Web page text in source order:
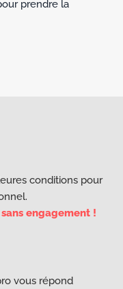
prendre la
conditions pour
engagement !
vous répond